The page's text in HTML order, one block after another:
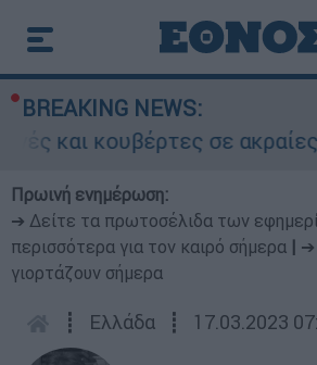
BREAKING NEWS:
σε ακραίες
Πρωινή ενημέρωση:
➔ Δείτε τα πρωτοσέλιδα των
περισσότερα για τον καιρό σήμερα
➔
γιορτάζουν σήμερα
┋ Ελλάδα ┋ 17.03.2023